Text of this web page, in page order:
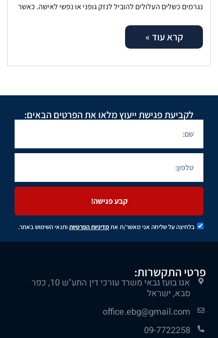
נגרמים כשלים העלולים להוביל לנזק גופני או נפשי לאישה. כאשר
קרא עוד »
לקביעת פגישת ייעוץ מלאו את הפרטים הבאים:
בלחיצה על שליחה אני מאשר/ת אתמדיניות הפרטיותותנאי השימוש באתר.
קבע פגישה!
פרטי התקשרות:
אגו בועז גבאי משרד עורכי דין התע"ש 10, כפר
סבא, ישראל
office.ebg@gmail.com
09-7722258